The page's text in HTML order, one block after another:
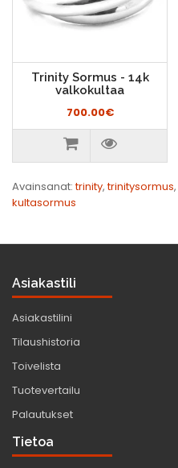
Trinity Sormus - 14k
valkokultaa
700.00€
Avainsanat:trinity,trinitysormus,
kultasormus
Asiakastili
Asiakastilini
Tilaushistoria
Toivelista
Tuotevertailu
Palautukset
Tietoa